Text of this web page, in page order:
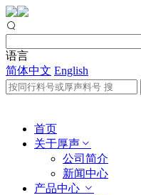
语言
简体中文 English
首页
关于厚声
公司简介
新闻中心
产品中心